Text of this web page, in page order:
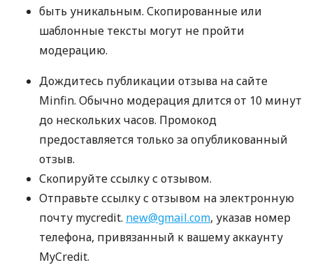
быть уникальным. Скопированные или
шаблонные тексты могут не пройти
модерацию.
Дождитесь публикации отзыва на сайте
Minfin. Обычно модерация длится от 10 минут
до нескольких часов. Промокод
предоставляется только за опубликованный
отзыв.
Скопируйте ссылку с отзывом.
Отправьте ссылку с отзывом на электронную
почту mycredit. new@gmail.com, указав номер
телефона, привязанный к вашему аккаунту
MyCredit.